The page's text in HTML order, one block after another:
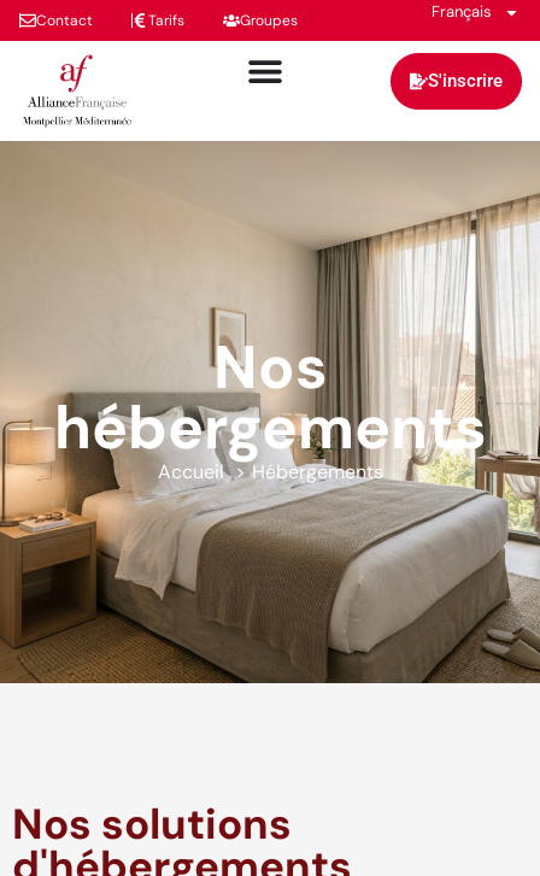
Contact Tarifs Groupes Français
S'inscrire
Nos
hébergements
Accueil Hébergements
Nos solutions